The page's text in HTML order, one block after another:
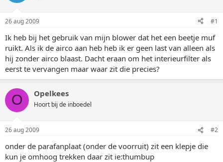
a
r
t
e
r
u
26 aug 2009 #1
Ik heb bij het gebruik van mijn blower dat het een beetje muf
ruikt. Als ik de airco aan heb heb ik er geen last van alleen als
hij zonder airco blaast. Dacht eraan om het interieurfilter als
eerst te vervangen maar waar zit die precies?
O Opelkees
Hoort bij de inboedel
26 aug 2009 #2
onder de parafanplaat (onder de voorruit) zit een klepje die
kun je omhoog trekken daar zit ie:thumbup